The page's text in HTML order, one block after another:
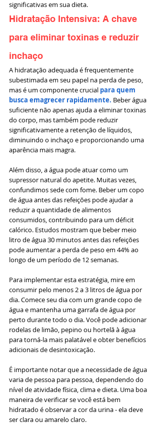
significativas em sua dieta.
Hidratação Intensiva: A chave
para eliminar toxinas e reduzir
inchaço
A hidratação adequada é frequentemente
subestimada em seu papel na perda de peso,
mas é um componente crucial para quem
busca emagrecer rapidamente. Beber água
suficiente não apenas ajuda a eliminar toxinas
do corpo, mas também pode reduzir
significativamente a retenção de líquidos,
diminuindo o inchaço e proporcionando uma
aparência mais magra.
Além disso, a água pode atuar como um
supressor natural do apetite. Muitas vezes,
confundimos sede com fome. Beber um copo
de água antes das refeições pode ajudar a
reduzir a quantidade de alimentos
consumidos, contribuindo para um déficit
calórico. Estudos mostram que beber meio
litro de água 30 minutos antes das refeições
pode aumentar a perda de peso em 44% ao
longo de um período de 12 semanas.
Para implementar esta estratégia, mire em
consumir pelo menos 2 a 3 litros de água por
dia. Comece seu dia com um grande copo de
água e mantenha uma garrafa de água por
perto durante todo o dia. Você pode adicionar
rodelas de limão, pepino ou hortelã à água
para torná-la mais palatável e obter benefícios
adicionais de desintoxicação.
É importante notar que a necessidade de água
varia de pessoa para pessoa, dependendo do
nível de atividade física, clima e dieta. Uma boa
maneira de verificar se você está bem
hidratado é observar a cor da urina - ela deve
ser clara ou amarelo claro.